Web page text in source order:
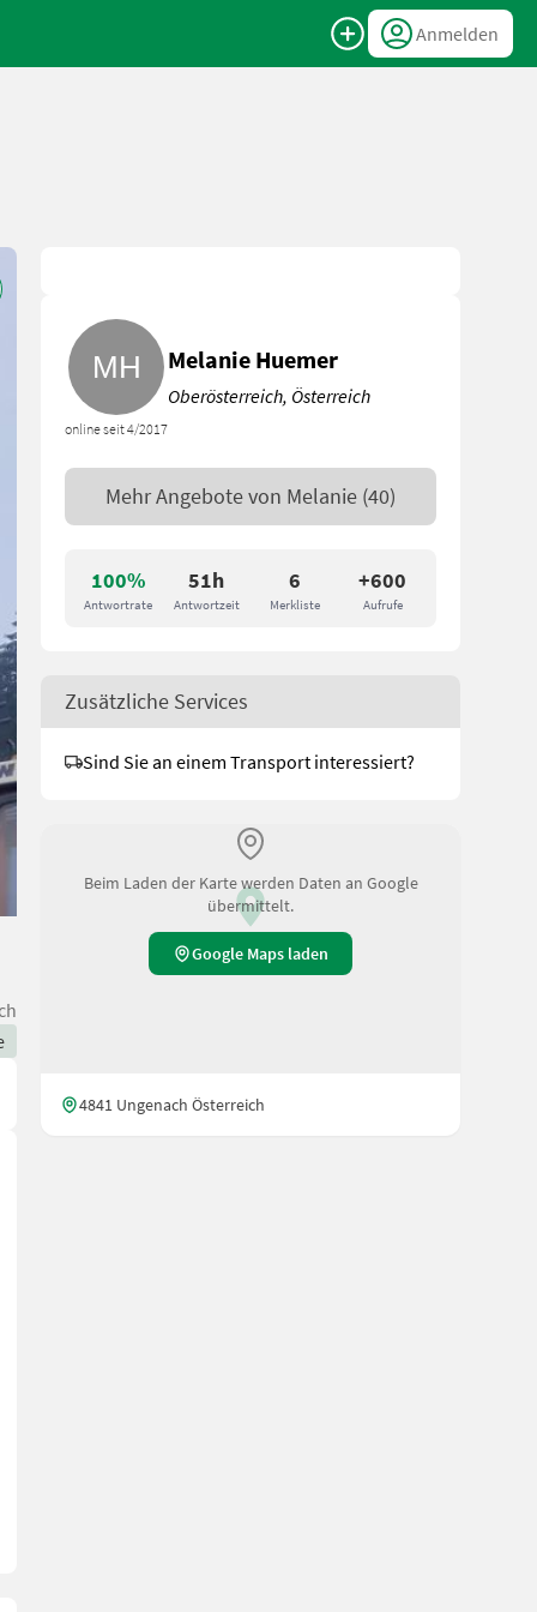
Anmelden
100%
Antwortrate
51h
Antwortzeit
6
Merkliste
+600
Aufrufe
online seit 4/2017
Melanie Huemer
Oberösterreich, Österreich
Mehr Angebote von Melanie (40)
Zusätzliche Services
Sind Sie an einem Transport interessiert?
Beim Laden der Karte werden Daten an Google
übermittelt.
Google Maps laden
4841 Ungenach Österreich